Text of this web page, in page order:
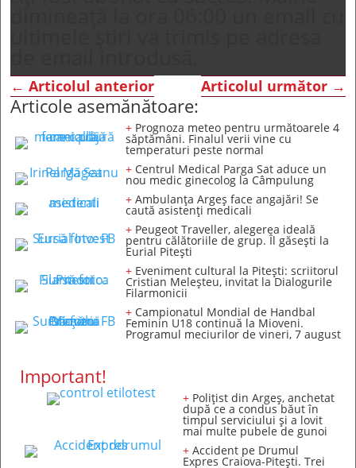
← Articolul anterior Articolul următor →
Articole asemănătoare:
+Prognoza meteo pentru următoarele 4
săptămâni. Finalul verii vine cu
temperaturi peste normal
+Centrul Medical Parga Sat aduce un
nou medic ginecolog la Câmpulung
+Ambulanța Argeș face angajări! Se
caută asistenți medicali
+Peugeot Traveller, alegerea ideală
pentru călătoriile de grup. Îl găsești la
Eurial Pitești
+Eveniment cultural la Pitești: scriitorul
Cristian Meleșteu, invitat la Dialogurile
Filarmonicii
+Campionatul Mondial de Handbal
Feminin U18 continuă la Mioveni.
Programul meciurilor de vineri, 7 august
Important!
+ Polițist din Argeș, anchetat
după ce a condus băut în
timpul serviciului și a lovit
mai multe pubele de gunoi
+ Accident pe Drumul
Expres Craiova-Pitești. Trei